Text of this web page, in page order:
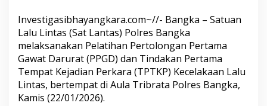
Investigasibhayangkara.com~//- Bangka – Satuan
Lalu Lintas (Sat Lantas) Polres Bangka
melaksanakan Pelatihan Pertolongan Pertama
Gawat Darurat (PPGD) dan Tindakan Pertama
Tempat Kejadian Perkara (TPTKP) Kecelakaan Lalu
Lintas, bertempat di Aula Tribrata Polres Bangka,
Kamis (22/01/2026).